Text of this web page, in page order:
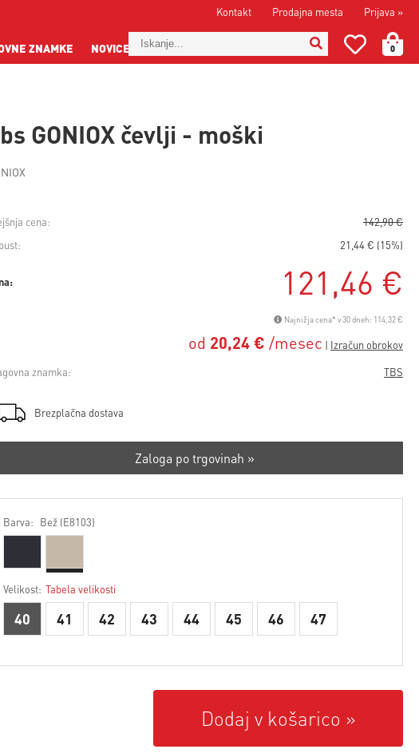
Prijava »
Kontakt Prodajna mesta
0
ZNAMKE NOVICE
GONIOX čevlji - moški
cena:
142,90 €
21,44 € (15%)
121,46 €
Najnižja cena* v 30 dneh: 114,32 €
od 20,24 € /mesec
znamka: TBS
Brezplačna dostava
Zaloga po trgovinah »
Barva: Bež (E8103)
Velikost: Tabela velikosti
40 41 42 43 44 45 46 47
Dodaj v košarico